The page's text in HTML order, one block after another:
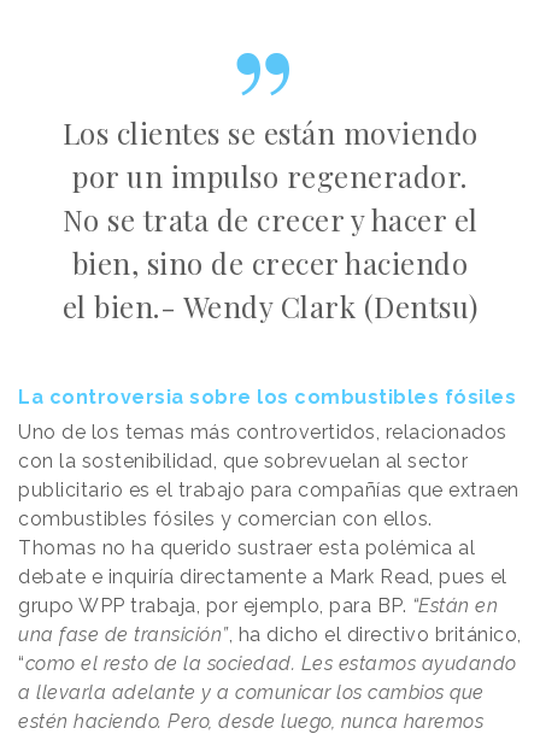
Los clientes se están moviendo
por un impulso regenerador.
No se trata de crecer y hacer el
bien, sino de crecer haciendo
el bien.- Wendy Clark (Dentsu)
La controversia sobre los combustibles fósiles
Uno de los temas más controvertidos, relacionados
con la sostenibilidad, que sobrevuelan al sector
publicitario es el trabajo para compañías que extraen
combustibles fósiles y comercian con ellos.
Thomas no ha querido sustraer esta polémica al
debate e inquiría directamente a Mark Read, pues el
grupo WPP trabaja, por ejemplo, para BP. “Están en
una fase de transición”, ha dicho el directivo británico,
“como el resto de la sociedad. Les estamos ayudando
a llevarla adelante y a comunicar los cambios que
estén haciendo. Pero, desde luego, nunca haremos